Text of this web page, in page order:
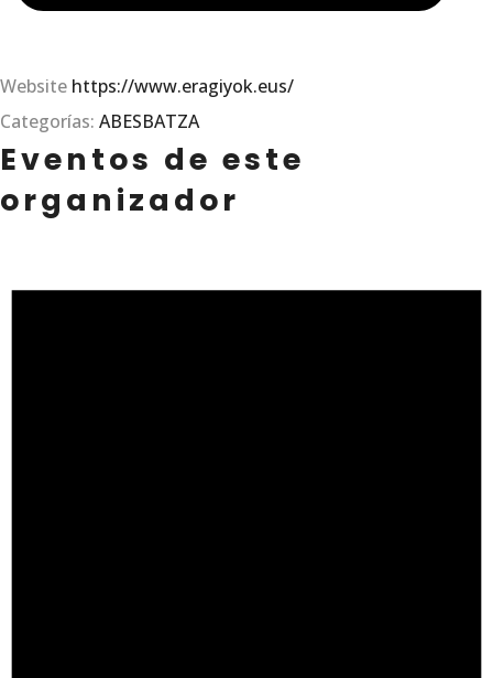
Website https://www.eragiyok.eus/
Categorías: ABESBATZA
Eventos de este
organizador